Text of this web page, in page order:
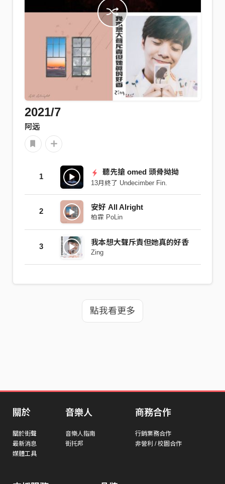
2021/7
阿远
1
聽先搶 omed 頭骨拗拗
13月終了 Undecimber Fin.
2 安好 All Alright
柏霖 PoLin
3 我本想大聲斥責但她真的好香
Zing
點我看更多
關於
關於街聲
最新消息
媒體工具
音樂人
音樂人指南
街托邦
商務合作
行銷業務合作
非營利 / 校園合作